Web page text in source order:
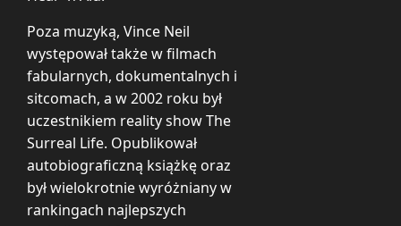
Poza muzyką, Vince Neil
występował także w filmach
fabularnych, dokumentalnych i
sitcomach, a w 2002 roku był
uczestnikiem reality show The
Surreal Life. Opublikował
autobiograficzną książkę oraz
był wielokrotnie wyróżniany w
rankingach najlepszych